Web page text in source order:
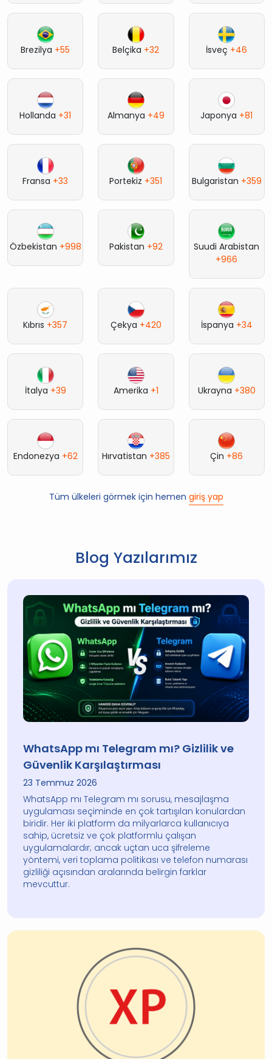
Brezilya +55 Belçika +32 İsveç +46
Hollanda +31 Almanya +49 Japonya +81
Fransa +33 Portekiz +351 Bulgaristan +359
Özbekistan +998 Pakistan +92
Suudi Arabistan
+966
Kıbrıs +357 Çekya +420 İspanya +34
İtalya +39 Amerika +1 Ukrayna +380
Endonezya +62 Hırvatistan +385 Çin +86
Tüm ülkeleri görmek için hemen giriş yap
Blog Yazılarımız
WhatsApp mı Telegram mı? Gizlilik ve
Güvenlik Karşılaştırması
23 Temmuz 2026
WhatsApp mı Telegram mı sorusu, mesajlaşma
uygulaması seçiminde en çok tartışılan konulardan
biridir. Her iki platform da milyarlarca kullanıcıya
sahip, ücretsiz ve çok platformlu çalışan
uygulamalardır; ancak uçtan uca şifreleme
yöntemi, veri toplama politikası ve telefon numarası
gizliliği açısından aralarında belirgin farklar
mevcuttur.